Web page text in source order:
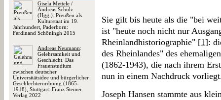
Gisela Mettele /
Andreas Schulz
(Hgg.): Preußen als
Kulturstaat im 19.
Jahrhundert, Paderborn:
Ferdinand Schöningh 2015
Andreas Neumann:
Gelehrsamkeit und
Geschlecht. Das
Frauenstudium
zwischen deutscher
Universitätsidee und bürgerlicher
Geschlechterordnung (1865-
1918), Stuttgart: Franz Steiner
Verlag 2022
Sie gilt bis heute als die "bei
ist "heute noch nicht nur
Rheinlandhistoriographie" [1]:
des Rheinlandes" des
(1862-1943), die nach ihrem
nun in einem Nachdruck
Joseph Hansen stammte aus